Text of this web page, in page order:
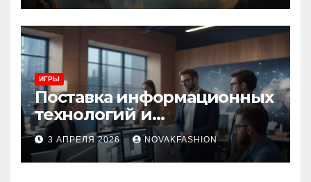
ИГРЫ
Поставка информационных
технологий и
инновационные решения
3 АПРЕЛЯ 2026 NOVAKFASHION